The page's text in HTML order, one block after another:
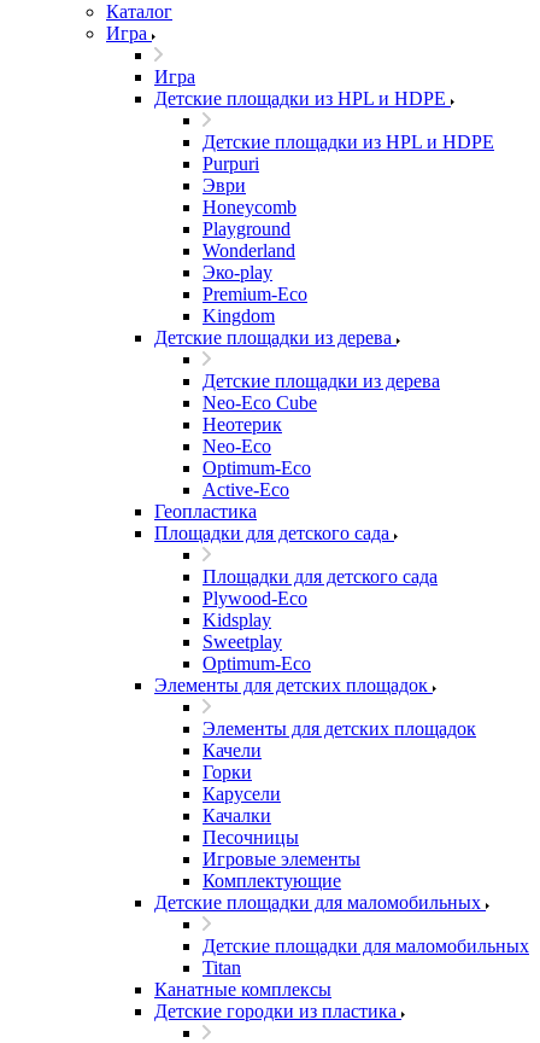
Каталог
Игра
Игра
Детские площадки из HPL и HDPE
Детские площадки из HPL и HDPE
Purpuri
Эври
Honeycomb
Playground
Wonderland
Эко-play
Premium-Eco
Kingdom
Детские площадки из дерева
Детские площадки из дерева
Neo-Eco Cube
Неотерик
Neo-Eco
Оptimum-Еco
Active-Eco
Геопластика
Площадки для детского сада
Площадки для детского сада
Plywood-Eco
Kidsplay
Sweetplay
Оptimum-Еco
Элементы для детских площадок
Элементы для детских площадок
Качели
Горки
Карусели
Качалки
Песочницы
Игровые элементы
Комплектующие
Детские площадки для маломобильных
Детские площадки для маломобильных
Titan
Канатные комплексы
Детские городки из пластика